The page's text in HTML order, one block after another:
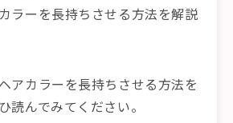
ラーを長持ちさせる方法を解説
アカラーを長持ちさせる方法を
読んでみてください。